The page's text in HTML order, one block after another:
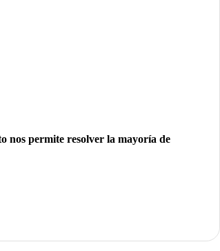
nos permite resolver la mayoría de